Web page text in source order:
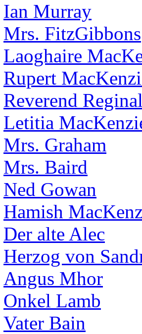
Ian Murray
Mrs. FitzGibbons
Laoghaire
Rupert
Reverend
Letitia
Mrs. Graham
Mrs. Baird
Ned Gowan
Hamish
Der alte Alec
Herzog von
Angus Mhor
Onkel Lamb
Vater Bain